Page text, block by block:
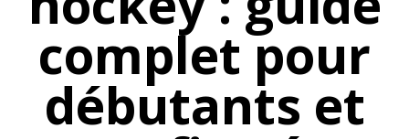
complet pour
débutants et